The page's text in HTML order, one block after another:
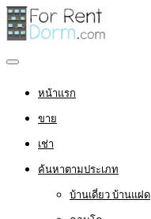
หน้าแรก
ขาย
เช่า
ค้นหาตามประเภท
บ้านเดี่ยว บ้านแฝด